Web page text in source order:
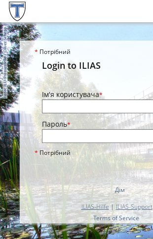
* Потрібний
Login to ILIAS
Ім'я користувача*
Пароль*
* Потрібний
Дім
ILIAS-Hilfe| ILIAS-Support
Terms of Service